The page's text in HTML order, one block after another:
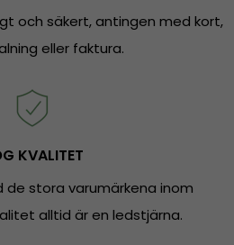
och säkert, antingen med kort,
eller faktura.
KVALITET
stora varumärkena inom
alltid är en ledstjärna.